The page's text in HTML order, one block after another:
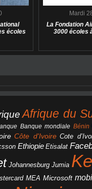
écoles
Mardi
La Fondation
3000 écoles
Afrique du
Banque mondiale Bénin
Côte d'Ivoire Cote
Ethiopie Etisalat
Johannesburg Jumia
MEA Microsoft